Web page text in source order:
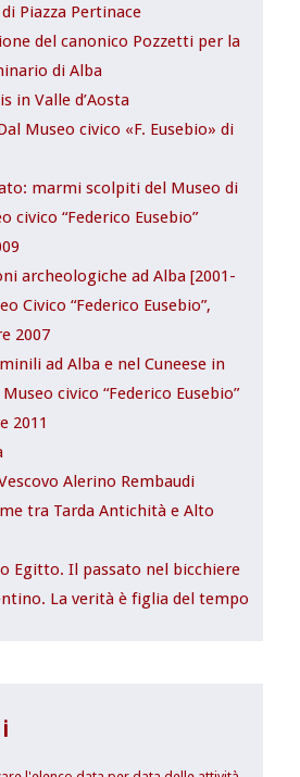
Piazza Pertinace
del canonico Pozzetti per la
di Alba
in Valle d’Aosta
Museo civico «F. Eusebio» di
marmi scolpiti del Museo di
civico “Federico Eusebio”
archeologiche ad Alba [2001-
Civico “Federico Eusebio”,
2007
ad Alba e nel Cuneese in
civico “Federico Eusebio”
2011
Alerino Rembaudi
tra Tarda Antichità e Alto
Egitto. Il passato nel bicchiere
La verità è figlia del tempo